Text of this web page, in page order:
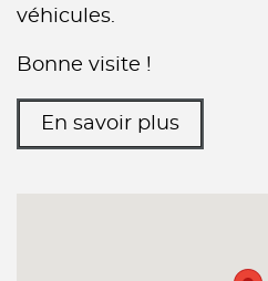
véhicules.
Bonne visite !
En savoir plus